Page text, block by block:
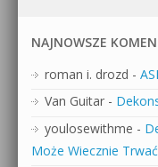
NAJNOWSZE
roman i. drozd -
Van Guitar -
youlosewithme -
Może Wiecznie Trwać